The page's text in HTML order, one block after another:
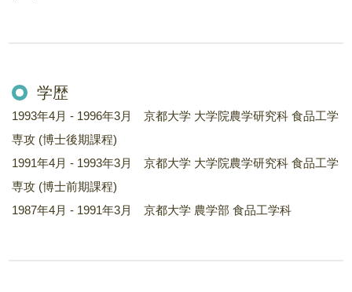
学歴
1993年4月 - 1996年3月 京都大学 大学院農学研究科 食品工学
専攻 (博士後期課程)
1991年4月 - 1993年3月 京都大学 大学院農学研究科 食品工学
専攻 (博士前期課程)
1987年4月 - 1991年3月 京都大学 農学部 食品工学科